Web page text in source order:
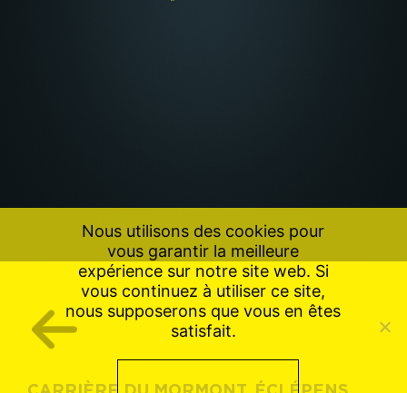
CARRIÈRE DU MORMONT, ÉCLÉPENS
Nous utilisons des cookies pour
vous garantir la meilleure
expérience sur notre site web. Si
vous continuez à utiliser ce site,
nous supposerons que vous en êtes
satisfait.